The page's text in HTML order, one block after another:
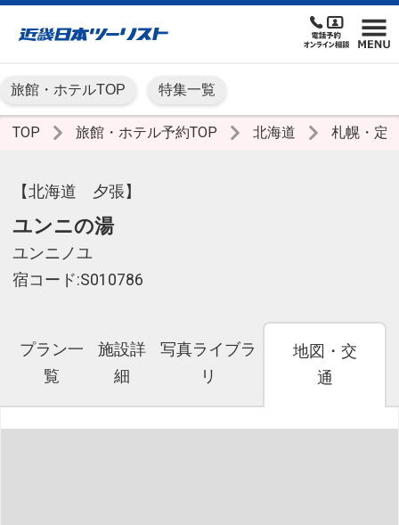
旅館・ホテルTOP 特集一覧
TOP 旅館・ホテル予約TOP 北海道 札幌・定
【北海道 夕張】
ユンニの湯
ユンニノユ
宿コード:S010786
プラン一
覧
施設詳
細
写真ライブラ
リ
地図・交
通